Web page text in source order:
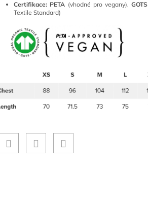
Certifikace: PETA (vhodné pro vegany),GOTS
Textile Standard)